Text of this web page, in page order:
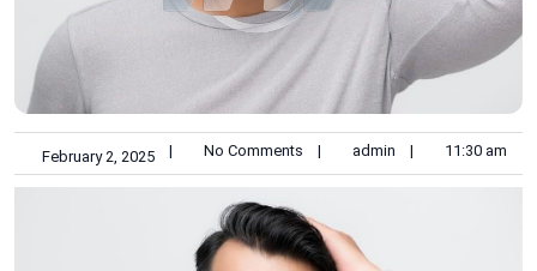
February 2, 2025 | No Comments | admin | 11:30 am